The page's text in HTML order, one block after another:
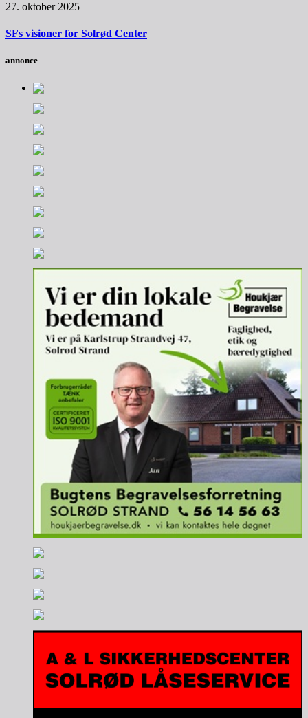
27. oktober 2025
SFs visioner for Solrød Center
annonce